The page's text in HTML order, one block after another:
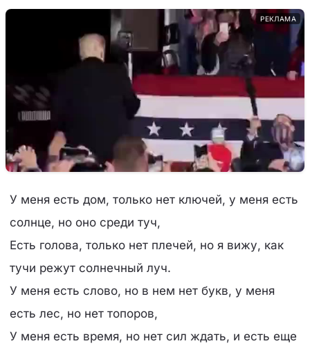
РЕКЛАМА
У меня есть дом, только нет ключей, у меня есть
солнце, но оно среди туч,
Есть голова, только нет плечей, но я вижу, как
тучи режут солнечный луч.
У меня есть слово, но в нем нет букв, у меня
есть лес, но нет топоров,
У меня есть время, но нет сил ждать, и есть еще